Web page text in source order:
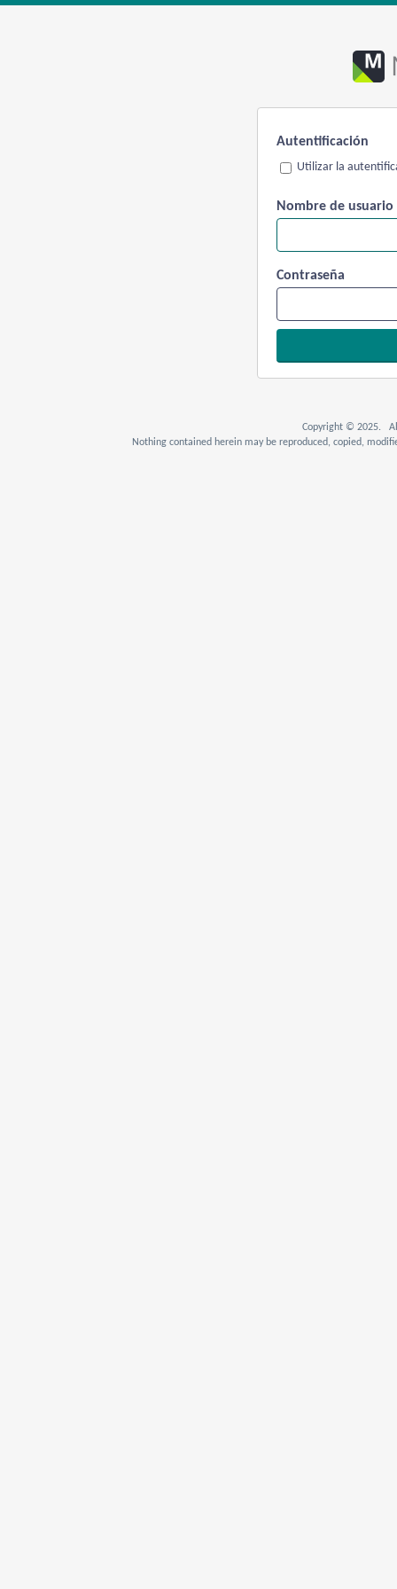
Autentificación
Utilizar la
Nombre de usuario
Contraseña
Copyright © 2025. All
Nothing contained herein may be reproduced, copied,